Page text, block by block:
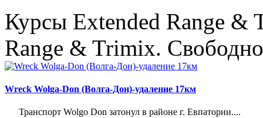
Курсы Extended Range &
Range & Trimix.
Wreck Wolga-Don (Волга-Дон)-удаление 17км
Транспорт Wolgo Don затонул в районе г. Евпатории....